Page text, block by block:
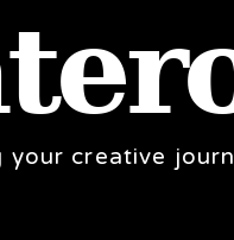
your creative